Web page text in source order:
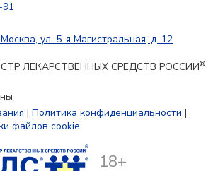
ул. 5-я Магистральная, д. 12
ЛЕКАРСТВЕННЫХ СРЕДСТВ РОССИИ®
| Политика конфиденциальности |
файлов cookie
18+